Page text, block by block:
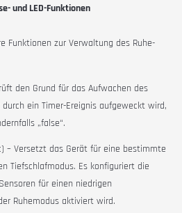
und LED-Funktionen
Funktionen zur Verwaltung des Ruhe-
den Grund für das Aufwachen des
ein Timer-Ereignis aufgeweckt wird,
„false“.
– Versetzt das Gerät für eine bestimmte
Tiefschlafmodus. Es konfiguriert die
für einen niedrigen
Ruhemodus aktiviert wird.